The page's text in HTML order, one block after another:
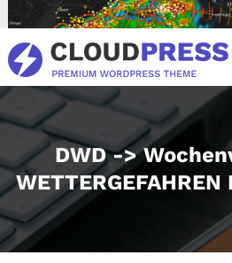
Inhalt
springen
DWD ->